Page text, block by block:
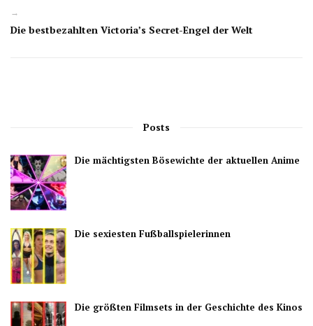
→
Die bestbezahlten Victoria’s Secret-Engel der Welt
Posts
Die mächtigsten Bösewichte der aktuellen Anime
Die sexiesten Fußballspielerinnen
Die größten Filmsets in der Geschichte des Kinos